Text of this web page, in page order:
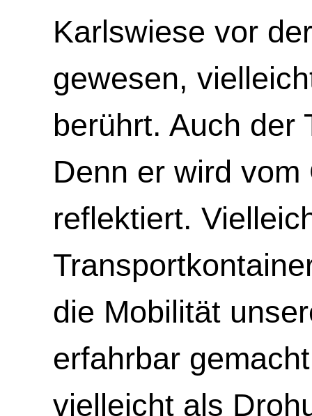
Karlswiese vor
gewesen,
berührt. Auch der
Denn er wird
reflektiert.
die Mobilität
erfahrbar
vielleicht als